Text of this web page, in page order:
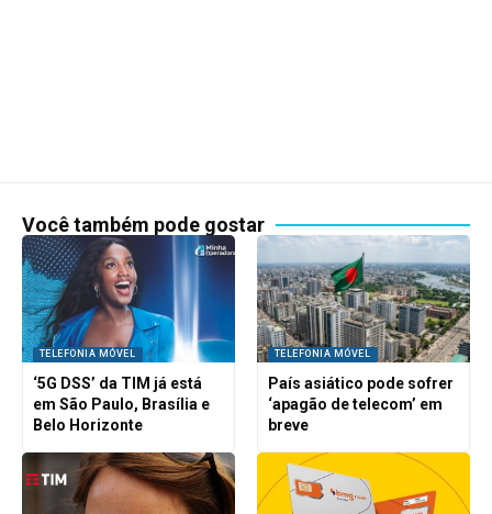
Você também pode gostar
TELEFONIA MÓVEL
‘5G DSS’ da TIM já está
em São Paulo, Brasília e
Belo Horizonte
TELEFONIA MÓVEL
País asiático pode sofrer
‘apagão de telecom’ em
breve